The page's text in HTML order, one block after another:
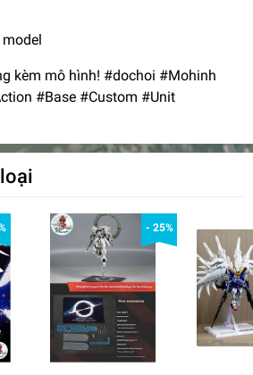
kèm mô hình! #dochoi #Mohinh
#Base #Custom #Unit
- 25%